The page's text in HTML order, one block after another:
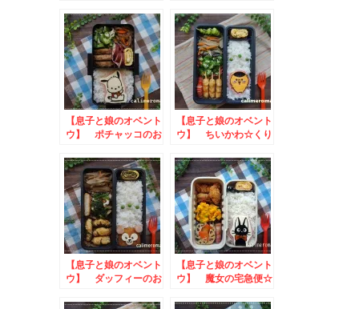
ォトキャンペーン
【息子と娘のオベント
ウ】 ポチャッコのお
【息子と娘のオベント
ウ】 ちいかわ☆くり
toあぐりっ子フォト
コンテスト
【息子と娘のオベント
ウ】 ダッフィーのお
のピヨポックルからあ
【息子と娘のオベント
ウ】 魔女の宅急便☆
to Nadiaかき氷作っ